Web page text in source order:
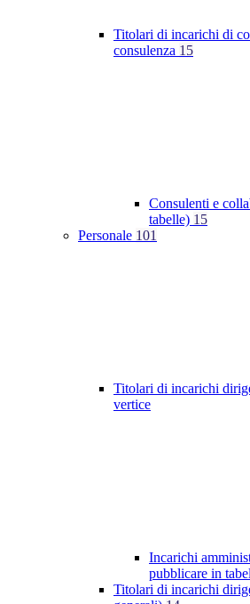
Titolari di incarichi di
consulenza 15
Consulenti e
tabelle) 15
Personale 101
Titolari di incarichi
vertice
Incarichi
pubblicare in
Titolari di incarichi